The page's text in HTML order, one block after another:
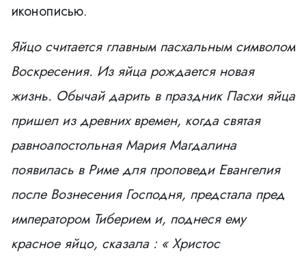
иконописью.
Яйцо считается главным пасхальным символом
Воскресения. Из яйца рождается новая
жизнь. Обычай дарить в праздник Пасхи яйца
пришел из древних времен, когда святая
равноапостольная Мария Магдалина
появилась в Риме для проповеди Евангелия
после Вознесения Господня, предстала пред
императором Тиберием и, поднеся ему
красное яйцо, сказала : « Христос